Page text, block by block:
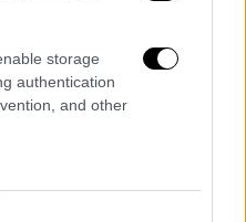
storage
authentication
and other
Instagram